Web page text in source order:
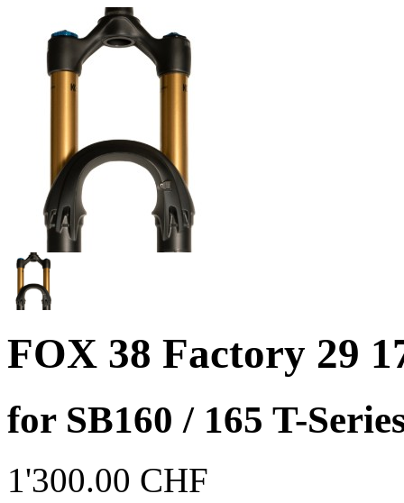
FOX 38 Factory 29
for SB160 / 165 T-
1'300.00 CHF